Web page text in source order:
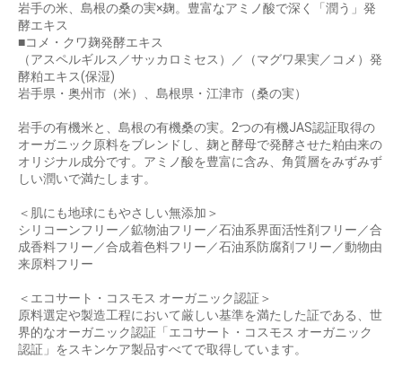
岩手の米、島根の桑の実×麹。豊富なアミノ酸で深く「潤う」発
酵エキス
■コメ・クワ麹発酵エキス
（アスペルギルス／サッカロミセス）／（マグワ果実／コメ）発
酵粕エキス(保湿)
岩手県・奥州市（米）、島根県・江津市（桑の実）
岩手の有機米と、島根の有機桑の実。2つの有機JAS認証取得の
オーガニック原料をブレンドし、麹と酵母で発酵させた粕由来の
オリジナル成分です。アミノ酸を豊富に含み、角質層をみずみず
しい潤いで満たします。
＜肌にも地球にもやさしい無添加＞
シリコーンフリー／鉱物油フリー／石油系界面活性剤フリー／合
成香料フリー／合成着色料フリー／石油系防腐剤フリー／動物由
来原料フリー
＜エコサート・コスモス オーガニック認証＞
原料選定や製造工程において厳しい基準を満たした証である、世
界的なオーガニック認証「エコサート・コスモス オーガニック
認証」をスキンケア製品すべてで取得しています。